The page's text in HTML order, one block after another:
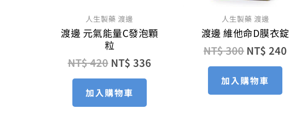
人生製藥 渡邊
渡邊 元氣能量C發泡顆
粒
NT$420 NT$ 336
加入購物車
人生製藥 渡邊
渡邊 維他命D膜衣錠
NT$300 NT$ 240
加入購物車